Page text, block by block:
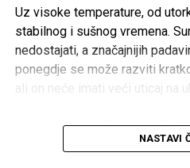
Tweet
Mail
Uz visoke temperature, od
stabilnog i sušnog vremena.
nedostajati, a značajnijih
ponegdje se može razviti
ali on neće imati veći uticaj na
Posebno će neugodne postati
postepeno skraćuju,
NASTAVI